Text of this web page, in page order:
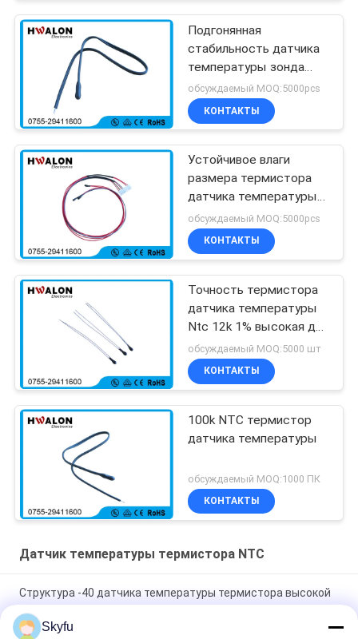
Подгонянная
стабильность датчика
температуры зонда
размера НТК
радиальной покрытая
смолой высокая
обсуждаемый MOQ:5000pcs
КОНТАКТЫ
Устойчивое влаги
размера термистора
датчика температуры
термистора МФ52 НТК
небольшое
обсуждаемый MOQ:5000pcs
КОНТАКТЫ
Точность термистора
датчика температуры
Ntc 12k 1% высокая для
плитаа индукции
обсуждаемый MOQ:5000 шт
КОНТАКТЫ
100k NTC термистор
датчика температуры
обсуждаемый MOQ:1000 ПК
КОНТАКТЫ
Датчик температуры термистора NTC
Структура -40 датчика температуры термистора высокой
точности твердая ряд Темп ~125 градусов
Skyfu